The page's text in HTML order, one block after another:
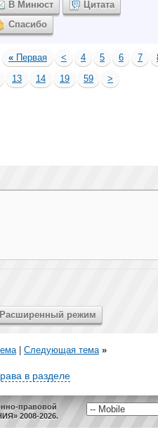
В Минюст
Цитата
Спасибо
« Первая < 4 5 6 7
13 14 19 59
>
| Следующая тема »
в разделе
правовой
2008-2026.